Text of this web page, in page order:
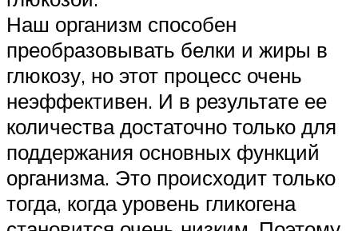
Наш организм способен
преобразовывать белки и жиры в
глюкозу, но этот процесс очень
неэффективен. И в результате ее
количества достаточно только для
поддержания основных функций
организма. Это происходит только
тогда, когда уровень гликогена